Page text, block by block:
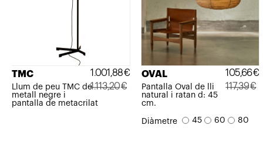
TMC
Llum de peu TMC de
metall negre i
pantalla de metacrilat
1.113,20€
El
1.001,88€
El
OVAL
Pantalla Oval de lli
natural i ratan d: 45
cm.
117,39€
105,66€
Diàmetre 45 60 80